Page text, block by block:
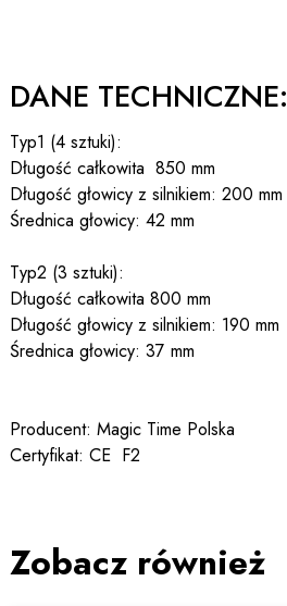
DANE TECHNICZNE:
Typ1 (4 sztuki):
Długość całkowita 850 mm
Długość głowicy z silnikiem: 200 mm
Średnica głowicy: 42 mm
Typ2 (3 sztuki):
Długość całkowita 800 mm
Długość głowicy z silnikiem: 190 mm
Średnica głowicy: 37 mm
Producent: Magic Time Polska
Certyfikat: CE F2
Zobacz również